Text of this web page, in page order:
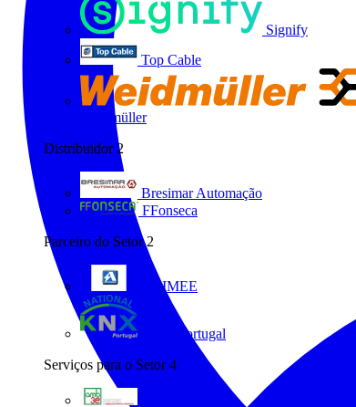
Signify
Top Cable
Weidmüller
Distribuidor 2
Bresimar Automação
FFonseca
Parceiro do Setor 2
ANIMEE
KNX Portugal
Serviços para o Setor 4